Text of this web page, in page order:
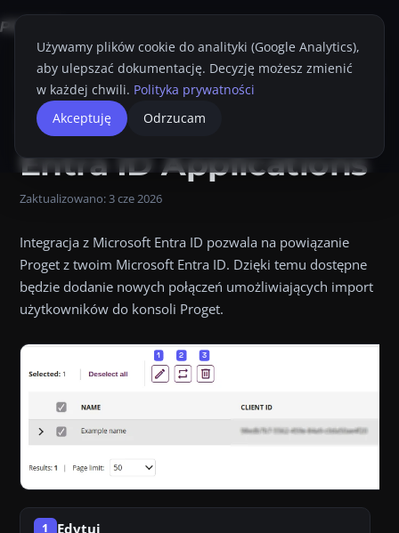
Strona główna Przewodnik Administratora
Microsoft
Entra ID Applications
Zaktualizowano:3 cze 2026
Integracja z Microsoft Entra ID pozwala na powiązanie
Proget z twoim Microsoft Entra ID. Dzięki temu dostępne
będzie dodanie nowych połączeń umożliwiających import
użytkowników do konsoli Proget.
1 Edytuj
Używamy plików cookie do analityki (Google Analytics),
aby ulepszać dokumentację. Decyzję możesz zmienić
w każdej chwili. Polityka prywatności
Akceptuję
Odrzucam